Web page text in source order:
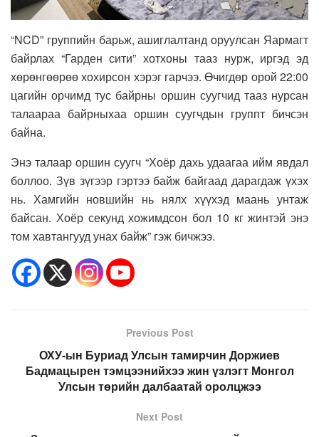
“NCD” группийн барьж, ашиглалтанд оруулсан Яармагт
байрлах “Гарден сити” хотхоны тааз нурж, иргэд эд
хөрөнгөөрөө хохирсон хэрэг гарчээ. Өчигдөр орой 22:00
цагийн орчимд тус байрны оршин суугчид тааз нурсан
талаараа байрныхаа оршин суугчдын группт бичсэн
байна.
Энэ талаар оршин суугч “Хоёр дахь удаагаа ийм явдал
боллоо. Зүв зүгээр гэртээ байж байгаад дарагдаж үхэх
нь. Хамгийн новшийн нь нялх хүүхэд маань унтаж
байсан. Хоёр секунд хожимдсон бол 10 кг жинтэй энэ
том хавтангууд унах байж” гэж бичжээ.
Previous Post
ОХУ-ын Буриад Улсын тамирчин Доржиев
Бадмацырен тэмцээнийхээ жин үзлэгт Монгол
Улсын төрийн далбаатай оролцжээ
Next Post